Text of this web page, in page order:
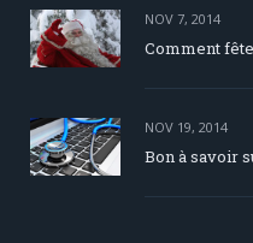
NOV 7, 2014
Comment
NOV 19, 2014
Bon à savoir